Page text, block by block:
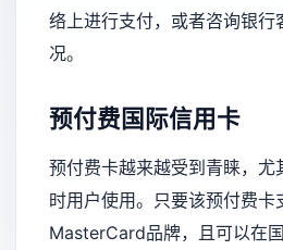
络上进行支付，或者咨询银行
况。
预付费国际信用卡
预付费卡越来越受到青睐，尤
时用户使用。只要该预付费卡
MasterCard品牌，且可以在